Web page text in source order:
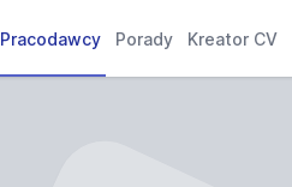
Pracodawcy Porady Kreator CV